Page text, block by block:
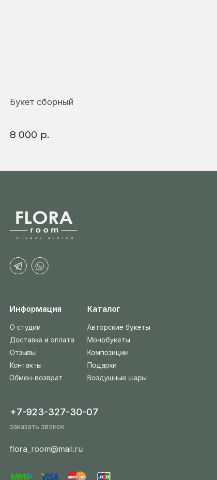
Букет сборный
8 000 р.
Авторские букеты
Композиции
Подарки
Монобукеты
Каталог
+7-923-327-30-07
flora_room@mail.ru
Информация
заказать звонок
О студии
Отзывы
Доставка и оплата
Контакты
Обмен-возврат
Воздушные шары